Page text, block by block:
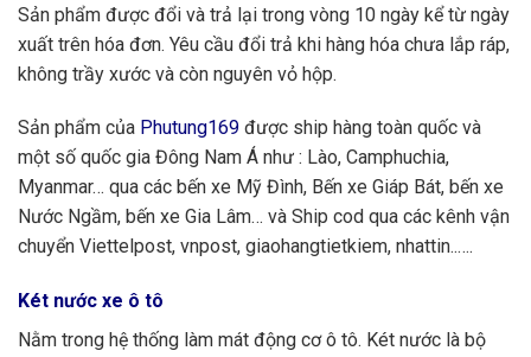
Sản phẩm được đổi và trả lại trong vòng 10 ngày kể từ ngày
xuất trên hóa đơn. Yêu cầu đổi trả khi hàng hóa chưa lắp ráp,
không trầy xước và còn nguyên vỏ hộp.
Sản phẩm của Phutung169 được ship hàng toàn quốc và
một số quốc gia Đông Nam Á như : Lào, Camphuchia,
Myanmar… qua các bến xe Mỹ Đình, Bến xe Giáp Bát, bến xe
Nước Ngầm, bến xe Gia Lâm… và Ship cod qua các kênh vận
chuyển Viettelpost, vnpost, giaohangtietkiem, nhattin..….
Két nước xe ô tô
Nằm trong hệ thống làm mát động cơ ô tô. Két nước là bộ